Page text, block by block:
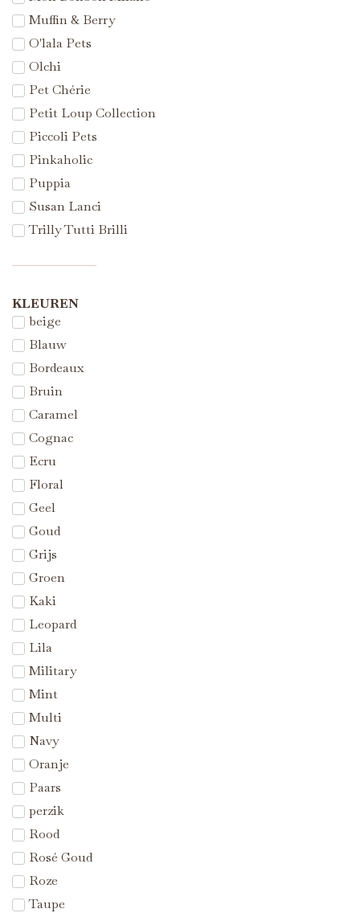
Muffin & Berry
O'lala Pets
Olchi
Pet Chérie
Petit Loup Collection
Piccoli Pets
Pinkaholic
Puppia
Susan Lanci
Trilly Tutti Brilli
KLEUREN
beige
Blauw
Bordeaux
Bruin
Caramel
Cognac
Ecru
Floral
Geel
Goud
Grijs
Groen
Kaki
Leopard
Lila
Military
Mint
Multi
Navy
Oranje
Paars
perzik
Rood
Rosé Goud
Roze
Taupe